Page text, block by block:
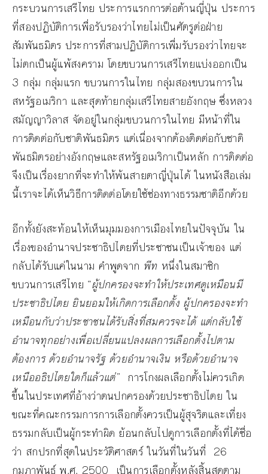
กระบวนการเสรีไทย ประการแรกการต่อต้านญี่ปุ่น ประการ
ที่สองปฏิบัติการเพื่อรับรองว่าไทยไม่เป็นศัตรูต่อฝ่าย
สัมพันธมิตร ประการที่สามปฏิบัติการเพื่มรับรองว่าไทยจะ
ไม่ตกเป็นผู้แพ้สงคราม โดยขบวนการเสรีไทยแบ่งออกเป็น
3 กลุ่ม กลุ่มแรก ขบวนการในไทย กลุ่มสองขบวนการใน
สหรัฐอเมริกา และสุดท้ายกลุ่มเสรีไทยสายอังกฤษ ซึ่งหลวง
สมัญญาวิลาส จัดอยู่ในกลุ่มขบวนการในไทย มีหน้าที่ใน
การติดต่อกับชาติพันธมิตร แต่เนื่องจากต้องติดต่อกับชาติ
พันธมิตรอย่างอังกฤษและสหรัฐอเมริกาเป็นหลัก การติดต่อ
จึงเป็นเรื่องยากที่จะทำให้พ้นสายตาญี่ปุ่นได้ ในหนังสือเล่ม
นี้เราจะได้เห็นวิธีการติดต่อโดยใช้ช่องทางธรรมชาติอีกด้วย
อีกทั้งยังสะท้อนให้เห็นมุมมองการเมืองไทยในปัจจุบัน ใน
เรื่องของอำนาจประชาธิปไตยที่ประชาชนเป็นเจ้าของ แต่
กลับได้รับแค่ในนาม คำพูดจาก พีท หนึ่งในสมาชิก
ขบวนการเสรีไทย “ผู้ปกครองจะทำให้ประเทศดูเหมือนมี
ประชาธิปไตย ยินยอมให้เกิดการเลือกตั้ง ผู้ปกครองจะทำ
เหมือนกับว่าประชาชนได้รับสิ่งที่สมควรจะได้ แต่กลับใช้
อำนาจทุกอย่างเพื่อเปลี่ยนแปลงผลการเลือกตั้งไปตาม
ต้องการ ด้วยอำนาจรัฐ ด้วยอำนาจเงิน หรือด้วยอำนาจ
เหนืออธิปไตยใดก็แล้วแต่” การโกงผลเลือกตั้งไม่ควรเกิด
ขึ้นในประเทศที่อ้างว่าตนปกครองด้วยประชาธิปไตย ใน
ขณะที่คณะกรรมการการเลือกตั้งควรเป็นผู้สุจริตและเที่ยง
ธรรมกลับเป็นผู้กระทำผิด ย้อนกลับไปดูการเลือกตั้งที่ได้ชื่อ
ว่า สกปรกที่สุดในประวัติศาสตร์ ในวันที่ในวันที่ 26
กุมภาพันธ์ พ.ศ. 2500 เป็นการเลือกตั้งหลังสิ้นสุดตาม